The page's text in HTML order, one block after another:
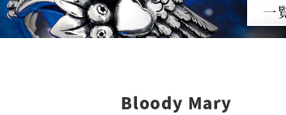
Bloody Mary